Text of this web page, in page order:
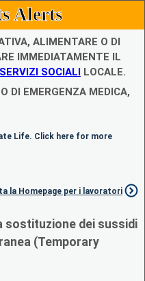
Alerts
ALIMENTARE O DI
IMMEDIATAMENTE IL
SOCIALI LOCALE.
DI EMERGENZA MEDICA,
Life. Click here for more
la Homepage per i lavoratori
sostituzione dei sussidi
(Temporary